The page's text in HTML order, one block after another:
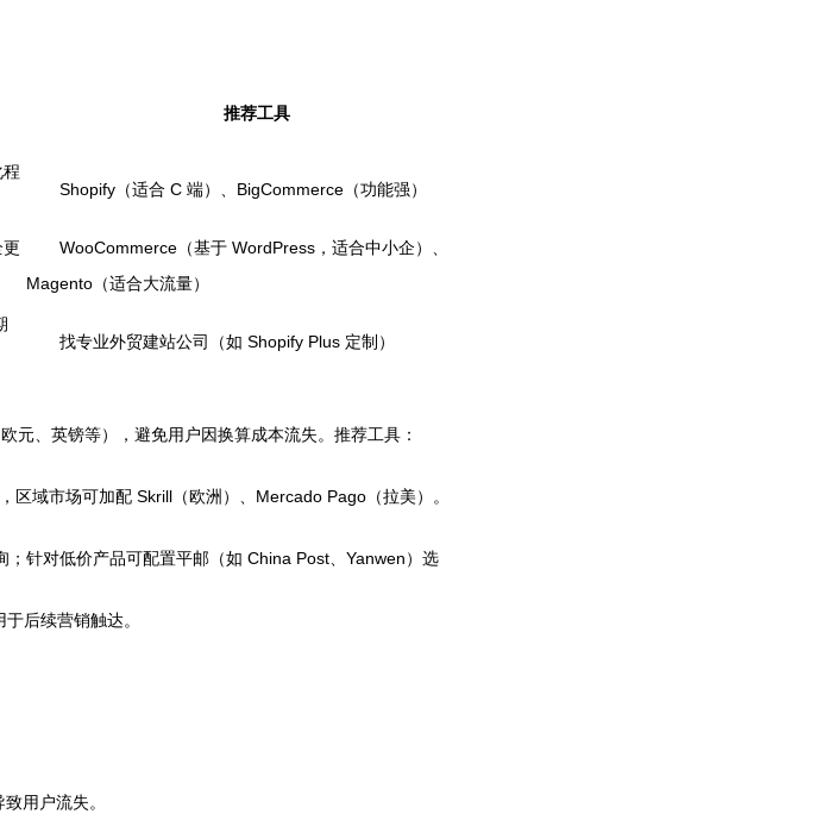
推荐工具
Shopify（适合 C 端）、BigCommerce（功能强）
WooCommerce（基于 WordPress，适合中小企）、
Magento（适合大流量）
找专业外贸建站公司（如 Shopify Plus 定制）
元、英镑等），避免用户因换算成本流失。推荐工具：
域市场可加配 Skrill（欧洲）、Mercado Pago（拉美）。
针对低价产品可配置平邮（如 China Post、Yanwen）选
后续营销触达。
用户流失。